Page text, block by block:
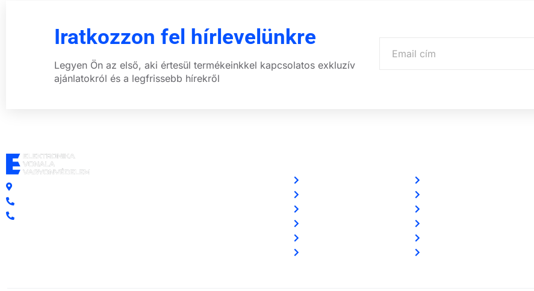
Iratkozzon fel hírlevelünkre
Legyen Ön az első, aki értesül termékeinkkel kapcsolatos exkluzív
ajánlatokról és a legfrissebb hírekről